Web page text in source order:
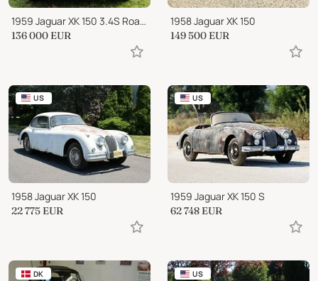
1959 Jaguar XK 150 3.4S Roadster OTS
136 000 EUR
1958 Jaguar XK 150
149 500 EUR
US
1958 Jaguar XK 150
22 775 EUR
US
1959 Jaguar XK 150 S
62 748 EUR
DK US